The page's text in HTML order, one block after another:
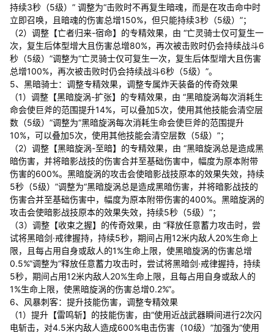
持续3秒（5级）” 调整为“击败时不再复生暗魂，而是在攻击命中时
立即召唤，且暗魂的伤害总增150%，但只能持续3秒（5级）”；
（2）调整【亡者归来-宿命】的专精效果，由 “亡灵骑士仅可复生一
次，复生后体型增大且伤害总增80%，再次被击败时仍会持续战斗6
秒（5级）”调整为“亡灵骑士仅可复生一次，复生后体型增大且伤害
总增100%，再次被击败时仍会持续战斗6秒（5级）”。
5、黑暗骑士：调整专精效果，调整专属炸天装备的传奇效果
（1）调整【黑暗旋涡-扩张】的专精效果，由 “黑暗旋涡每次消耗生
命会使巨斧的范围提升14%，可以叠加5次，使用其他技能会清空层
数（5级）”调整为“黑暗旋涡每次消耗生命会使巨斧的范围提升
10%，可以叠加5次，使用其他技能会清空层数（5级）”；
（2）调整【黑暗旋涡-至暗】的专精效果，由 “黑暗旋涡总是造成黑
暗伤害，并将暗影战技的伤害合并至基础伤害中，幅度为原本附带
伤害的600%。黑暗旋涡的攻击会使暗影战技原本的效果失效，持续
5秒（5级）”调整为“黑暗旋涡总是造成黑暗伤害，并将暗影战技的
伤害合并至基础伤害中，幅度为原本附带伤害的400%。黑暗旋涡的
攻击会使暗影战技原本的效果失效，持续5秒（5级）”；
（3）调整【收束之握】的传奇效果，由 “释放任意蓄力攻击时，尝
试将黑暗剑·戒律握持，持续5秒，期间占用12米内敌人20%生命上
限，且每占用自身或敌人的1%生命上限，使黑暗旋涡的伤害总增
0.5%”调整为“释放任意蓄力攻击时，尝试将黑暗剑·戒律握持，持续
5秒，期间占用12米内敌人20%生命上限，且每占用自身或敌人的
1%生命上限，使黑暗旋涡的伤害总增0.2%”。
6、风暴刺客：提升技能伤害，调整专精效果
（1）提升【雷鸣斩】的技能伤害，由“使用近战武器瞬间进行2次闪
电斩击，对4.5米内敌人造成600%电击伤害（10级）”加强为“使用